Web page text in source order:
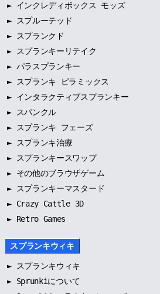
► インクレディボックス モッズ
► スプルーテッド
► スプランクド
► スプランキーリテイク
► パラスプランキー
► スプランキ ピラミックス
► インタラクティブスプランキー
► スパンクル
► スプランキ フェーズ
► スプランキ治療
► スプランキースワップ
► その他のブラウザゲーム
► スプランキーマスタード
► Crazy Cattle 3D
► Retro Games
スプランキウィキ
► スプランキウィキ
► Sprunkiについて